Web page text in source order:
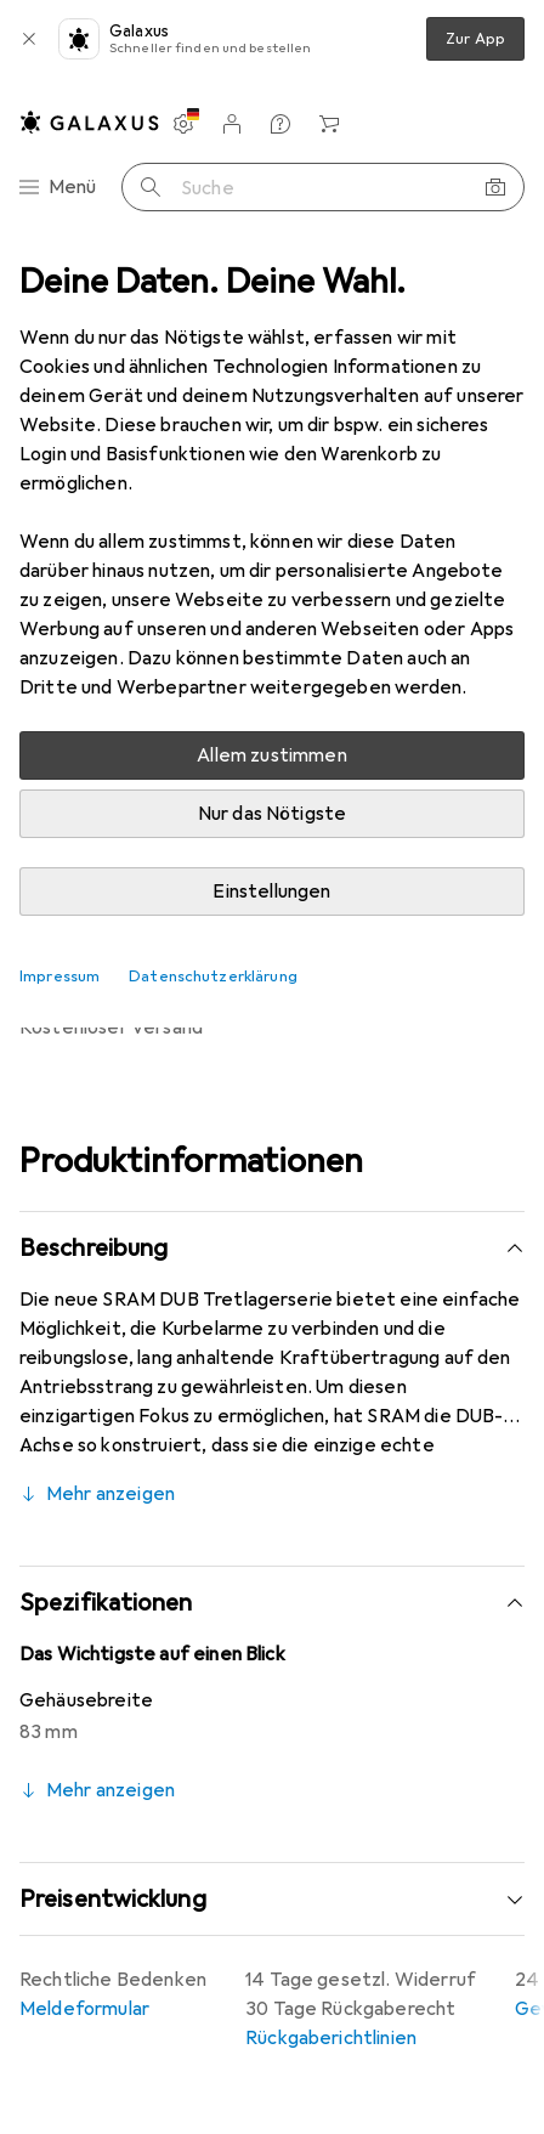
Deine Daten. Deine Wahl.
Wenn du nur das Nötigste wählst, erfassen wir mit
Cookies und ähnlichen Technologien Informationen zu
deinem Gerät und deinem Nutzungsverhalten auf unserer
Website. Diese brauchen wir, um dir bspw. ein sicheres
Login und Basisfunktionen wie den Warenkorb zu
ermöglichen.
Wenn du allem zustimmst, können wir diese Daten
darüber hinaus nutzen, um dir personalisierte Angebote
zu zeigen, unsere Webseite zu verbessern und gezielte
Werbung auf unseren und anderen Webseiten oder Apps
anzuzeigen. Dazu können bestimmte Daten auch an
Dritte und Werbepartner weitergegeben werden.
Allem zustimmen
Nur das Nötigste
Einstellungen
Impressum Datenschutzerklärung
Galaxus
Schneller finden und bestellen Zur App
Navigation nach Kategorien
Menü Suche
Einstellungen
Kundenkonto
Vergleichslisten
Merklisten
Warenkorb
Tretlager Sram DUB PressFit 30 Road Innenlager
SramDUB PressFit 30 Road Innenlager
EUR
60,46
Bewertungen
Zwischen Di, 11.8. und Fr, 14.8. geliefert
Lieferort angeben für genaue Lieferzeit
fahrrad-teile.shopDE
In den Warenkorb
Vergleichen
kostenloser Versand
Produktinformationen
Beschreibung
Die neue SRAM DUB Tretlagerserie bietet eine einfache
Möglichkeit, die Kurbelarme zu verbinden und die
reibungslose, lang anhaltende Kraftübertragung auf den
Antriebsstrang zu gewährleisten. Um diesen
einzigartigen Fokus zu ermöglichen, hat SRAM die DUB-
Achse so konstruiert, dass sie die einzige echte
Achse ist kompatibel mit jedem Tretlagerstandard und
lang anhaltende Performance. Stärker, geschmeidiger,
einfacher. Die Einheit aus Kurbelwelle und Tretlager ist
das Herzstück der DUB Technologie. Hier trifft
Steifigkeit auf Haltbarkeit. SRAMs Ingenieure haben alles
der System-Ansatz durch die Integration von
Kettenblatt, Kurbel, Welle und Innenlager, der eine
Mehr anzeigen
Spezifikationen
Das Wichtigste auf einen Blick
Gehäusebreite
83 mm
Mehr anzeigen
Preisentwicklung
14 Tage gesetzl. Widerruf
30 Tage Rückgaberecht
Rückgaberichtlinien
24
Rechtliche Bedenken
Meldeformular